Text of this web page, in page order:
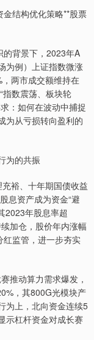
结构优化策略**股票
的背景下，2023年A
为例）上证指数微涨
两市成交额维持在
数震荡、板块轮
：如何在波动中捕捉
为从亏损转向盈利的
为的共振
裕、十年期国债收益
息资产成为资金“避
2023年股息率超
加仓，股价年内涨幅
红监管，进一步夯实
推动算力需求爆发，
，其800G光模块产
为上，北向资金连续5
示杠杆资金对成长赛